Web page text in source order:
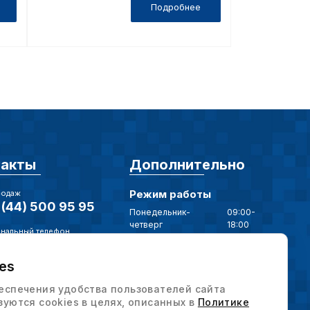
Подробнее
500 95 95
телефон
почта
/ Отдел продаж
Дополнительно
Режим работы
Понедельник-
четверг
09:00-
18:00
удобства пользователей сайта
cookies в целях, описанных в Политике